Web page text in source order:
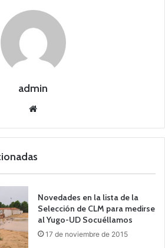
admin
we
Novedades en la lista de la
Selección de CLM para medirse
al Yugo-UD Socuéllamos
17 de noviembre de 2015